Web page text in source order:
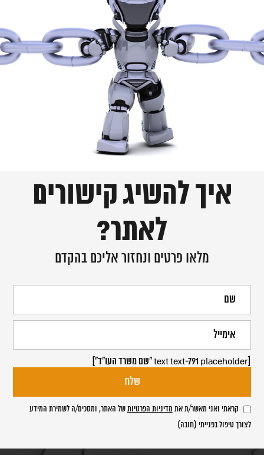
איך להשיג קישורים
לאתר?
מלאו פרטים ונחזור אליכם בהקדם
[text text-791 placeholder "שם משרד העו"ד"]
קראתי ואני מאשר/ת את מדיניות הפרטיותשל האתר, ומסכים/ה לשמירת המידע
לצורך טיפול בפנייתי (חובה)